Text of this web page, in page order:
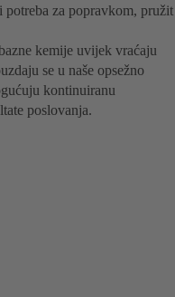
potreba za popravkom, pružit
kemije uvijek vraćaju
se u naše opsežno
kontinuiranu
poslovanja.